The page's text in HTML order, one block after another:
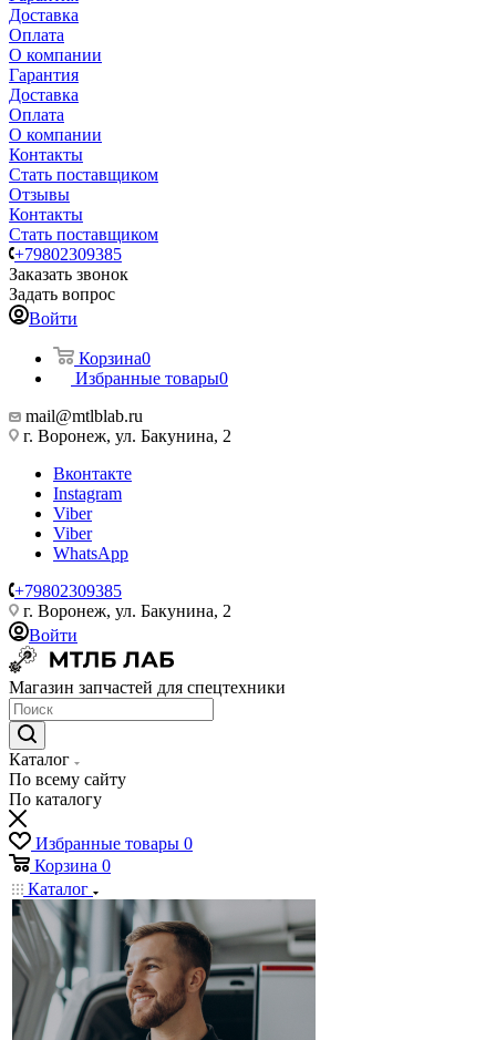
Доставка
Оплата
О компании
Гарантия
Доставка
Оплата
О компании
Контакты
Стать поставщиком
Отзывы
Контакты
Стать поставщиком
+79802309385
Заказать звонок
Задать вопрос
Войти
Корзина0
Избранные товары0
mail@mtlblab.ru
г. Воронеж, ул. Бакунина, 2
Вконтакте
Instagram
Viber
Viber
WhatsApp
+79802309385
г. Воронеж, ул. Бакунина, 2
Войти
Магазин запчастей для спецтехники
Каталог
По всему сайту
По каталогу
Избранные товары 0
Корзина 0
Каталог